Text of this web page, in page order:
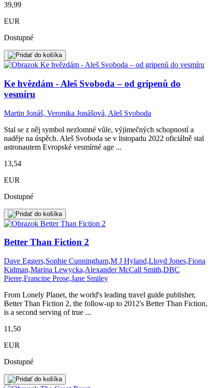
39,99
EUR
Dostupné
Ke hvězdám - Aleš Svoboda – od gripenů do
vesmíru
Martin Jonáš, Veronika Jonášová, Aleš Svoboda
Stal se z něj symbol nezlomné vůle, výjimečných schopností a
naděje na úspěch. Aleš Svoboda se v listopadu 2022 oficiálně stal
astronautem Evropské vesmírné age ...
13,54
EUR
Dostupné
Better Than Fiction 2
Dave Eggers,Sophie Cunningham,M J Hyland,Lloyd Jones,Fiona
Kidman,Marina Lewycka,Alexander McCall Smith,DBC
Pierre,Francine Prose,Jane Smiley
From Lonely Planet, the world's leading travel guide publisher,
Better Than Fiction 2, the follow-up to 2012's Better Than Fiction,
is a second serving of true ...
11,50
EUR
Dostupné